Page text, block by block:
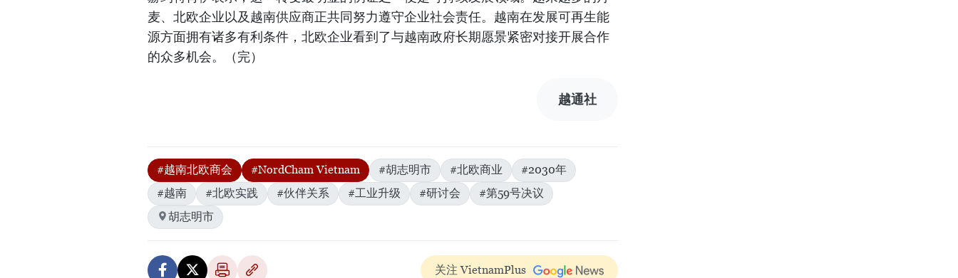
麦、北欧企业以及越南供应商正共同努力遵守企业社会责任。越南在发展可再生能
源方面拥有诸多有利条件，北欧企业看到了与越南政府长期愿景紧密对接开展合作
的众多机会。（完）
越通社
#越南北欧商会 #NordCham Vietnam #胡志明市 #北欧商业
#2030年
#越南
#北欧实践 #伙伴关系 #工业升级 #研讨会
#第59号决议
胡志明市
关注 VietnamPlus